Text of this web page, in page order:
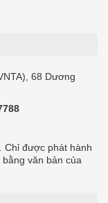
68 Dương
Chỉ được phát hành
văn bản của